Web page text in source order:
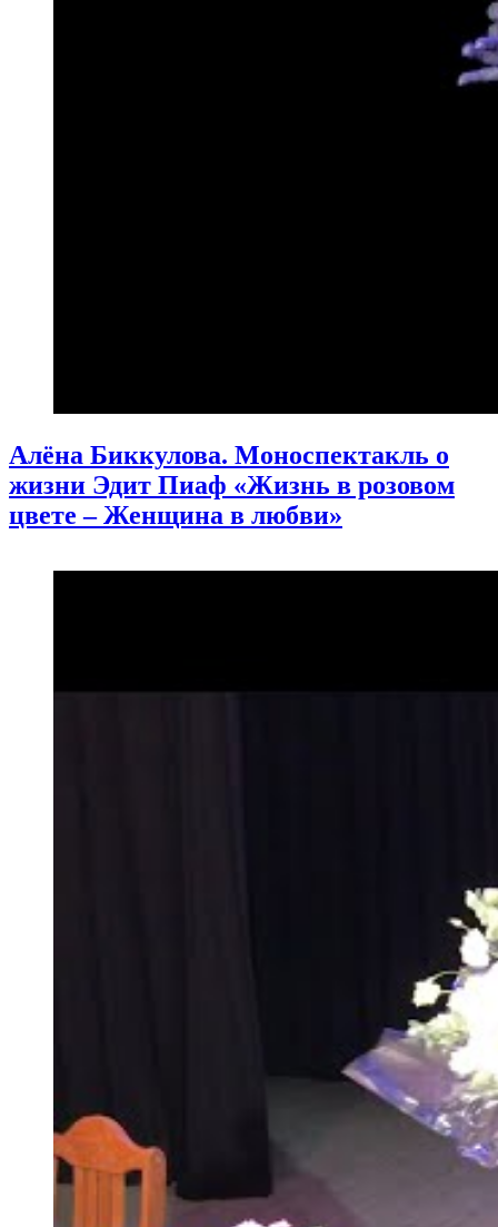
Алёна Биккулова. Моноспектакль о
жизни Эдит Пиаф «Жизнь в розовом
цвете – Женщина в любви»